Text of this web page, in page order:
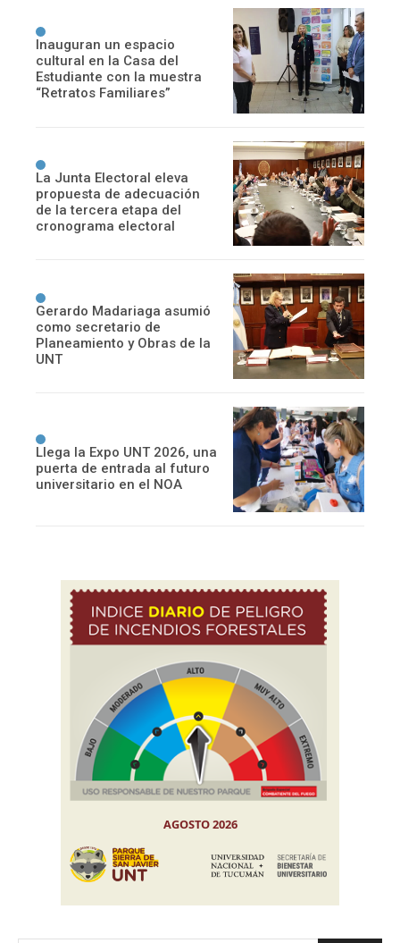
Inauguran un espacio
cultural en la Casa del
Estudiante con la muestra
“Retratos Familiares”
La Junta Electoral eleva
propuesta de adecuación
de la tercera etapa del
cronograma electoral
Gerardo Madariaga asumió
como secretario de
Planeamiento y Obras de la
UNT
Llega la Expo UNT 2026, una
puerta de entrada al futuro
universitario en el NOA